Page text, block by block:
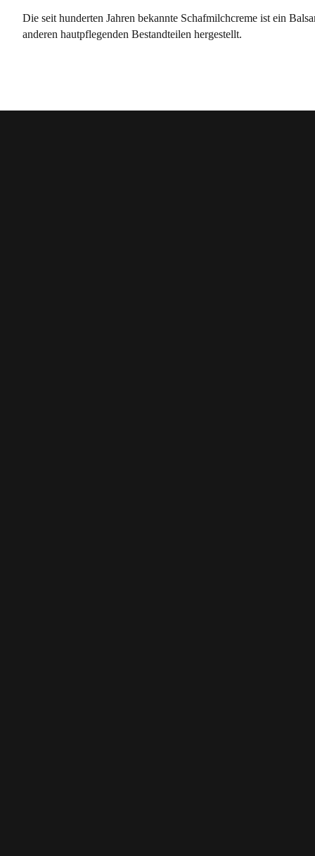
Die seit hunderten Jahren bekannte Schafmilchcreme ist ein
anderen hautpflegenden Bestandteilen hergestellt.